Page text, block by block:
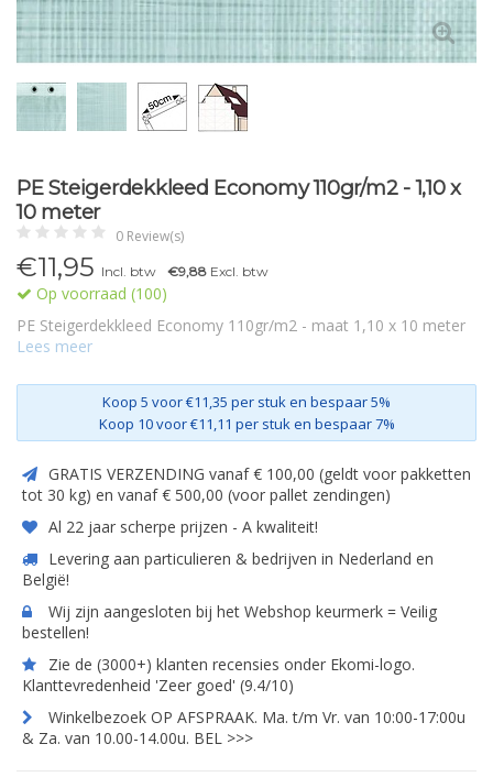
PE Steigerdekkleed Economy 110gr/m2 - 1,10 x
10 meter
0 Review(s)
€11,95 Incl. btw €9,88 Excl. btw
Op voorraad (100)
PE Steigerdekkleed Economy 110gr/m2 - maat 1,10 x 10 meter
Lees meer
Koop 5 voor €11,35 per stuk en bespaar 5%
Koop 10 voor €11,11 per stuk en bespaar 7%
GRATIS VERZENDING vanaf € 100,00 (geldt voor pakketten
tot 30 kg) en vanaf € 500,00 (voor pallet zendingen)
Al 22 jaar scherpe prijzen - A kwaliteit!
Levering aan particulieren & bedrijven in Nederland en
België!
Wij zijn aangesloten bij het Webshop keurmerk = Veilig
bestellen!
Zie de (3000+) klanten recensies onder Ekomi-logo.
Klanttevredenheid 'Zeer goed' (9.4/10)
Winkelbezoek OP AFSPRAAK. Ma. t/m Vr. van 10:00-17:00u
& Za. van 10.00-14.00u. BEL >>>